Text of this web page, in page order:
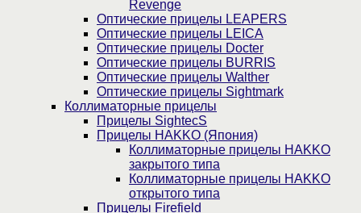
Revenge
Оптические прицелы LEAPERS
Оптические прицелы LEICA
Оптические прицелы Docter
Оптические прицелы BURRIS
Оптические прицелы Walther
Оптические прицелы Sightmark
Коллиматорные прицелы
Прицелы SightecS
Прицелы HAKKO (Япония)
Коллиматорные прицелы HAKKO
закрытого типа
Коллиматорные прицелы HAKKO
открытого типа
Прицелы Firefield